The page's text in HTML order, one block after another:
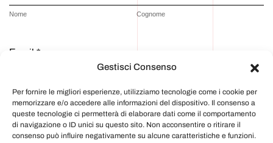
Gestisci Consenso
Per fornire le migliori esperienze, utilizziamo tecnologie come i cookie per
memorizzare e/o accedere alle informazioni del dispositivo. Il consenso a
queste tecnologie ci permetterà di elaborare dati come il comportamento
di navigazione o ID unici su questo sito. Non acconsentire o ritirare il
consenso può influire negativamente su alcune caratteristiche e funzioni.
Nome Cognome
Email *
Commento o messaggio